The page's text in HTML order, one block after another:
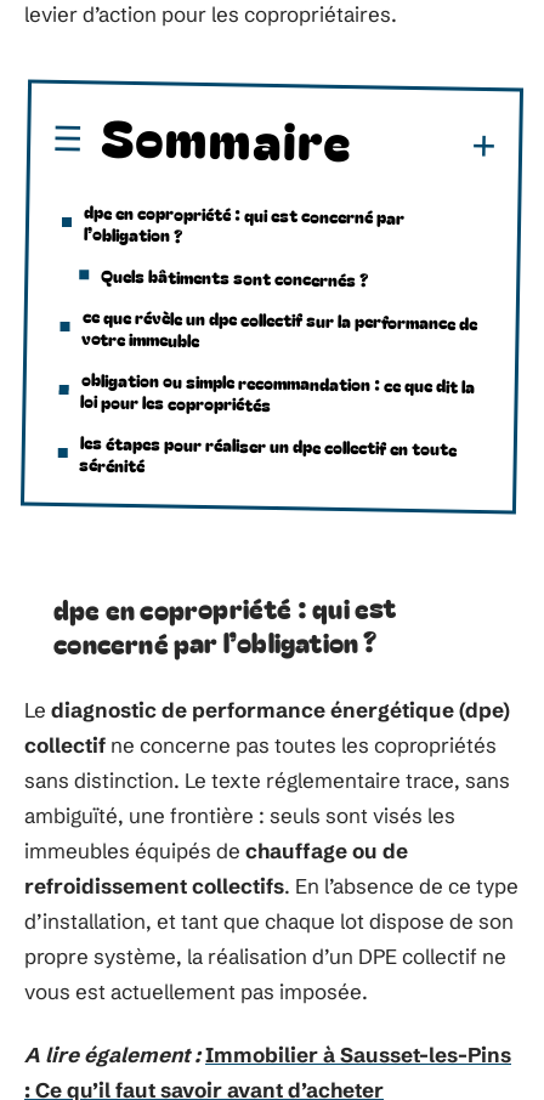
levier d’action pour les copropriétaires.
Sommaire
dpe en copropriété : qui est concerné par
l’obligation ?
Quels bâtiments sont concernés ?
ce que révèle un dpe collectif sur la performance de
votre immeuble
obligation ou simple recommandation : ce que dit la
loi pour les copropriétés
les étapes pour réaliser un dpe collectif en toute
sérénité
dpe en copropriété : qui est
concerné par l’obligation ?
Le diagnostic de performance énergétique (dpe)
collectif ne concerne pas toutes les copropriétés
sans distinction. Le texte réglementaire trace, sans
ambiguïté, une frontière : seuls sont visés les
immeubles équipés de chauffage ou de
refroidissement collectifs. En l’absence de ce type
d’installation, et tant que chaque lot dispose de son
propre système, la réalisation d’un DPE collectif ne
vous est actuellement pas imposée.
A lire également :Immobilier à Sausset-les-Pins
: Ce qu’il faut savoir avant d’acheter